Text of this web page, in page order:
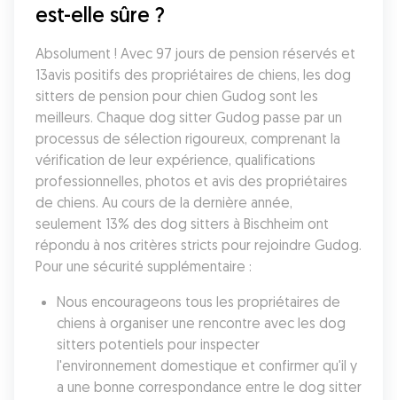
est-elle sûre ?
Absolument ! Avec 97 jours de pension réservés et
13avis positifs des propriétaires de chiens, les dog
sitters de pension pour chien Gudog sont les
meilleurs. Chaque dog sitter Gudog passe par un
processus de sélection rigoureux, comprenant la
vérification de leur expérience, qualifications
professionnelles, photos et avis des propriétaires
de chiens. Au cours de la dernière année,
seulement 13% des dog sitters à Bischheim ont
répondu à nos critères stricts pour rejoindre Gudog.
Pour une sécurité supplémentaire :
Nous encourageons tous les propriétaires de
chiens à organiser une rencontre avec les dog
sitters potentiels pour inspecter
l'environnement domestique et confirmer qu'il y
a une bonne correspondance entre le dog sitter